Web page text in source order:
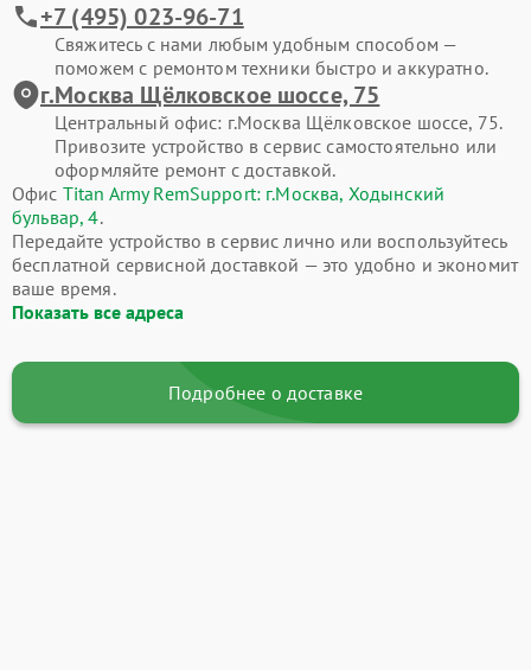
+7 (495) 023-96-71
Свяжитесь с нами любым удобным способом —
поможем с ремонтом техники быстро и аккуратно.
г.Москва Щёлковское шоссе, 75
Центральный офис: г.Москва Щёлковское шоссе, 75.
Привозите устройство в сервис самостоятельно или
оформляйте ремонт с доставкой.
Офис Titan Army RemSupport: г.Москва, Ходынский
бульвар, 4.
Передайте устройство в сервис лично или воспользуйтесь
бесплатной сервисной доставкой — это удобно и экономит
ваше время.
Показать все адреса
Подробнее о доставке